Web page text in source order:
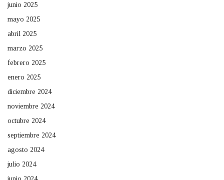
junio 2025
mayo 2025
abril 2025
marzo 2025
febrero 2025
enero 2025
diciembre 2024
noviembre 2024
octubre 2024
septiembre 2024
agosto 2024
julio 2024